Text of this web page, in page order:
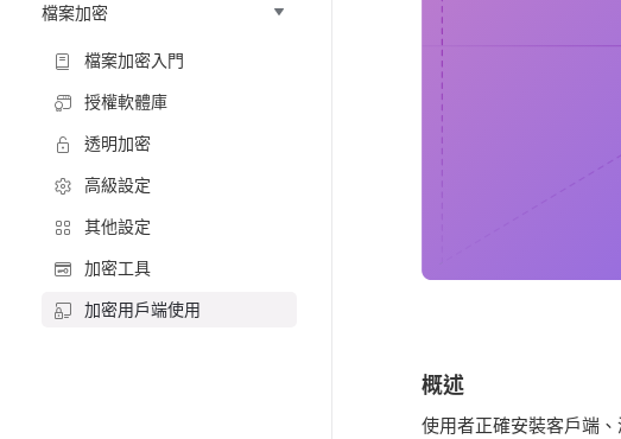
檔案加密
檔案加密入門
授權軟體庫
透明加密
高級設定
其他設定
加密工具
加密用戶端使用
概述
使用者正確安裝客戶端